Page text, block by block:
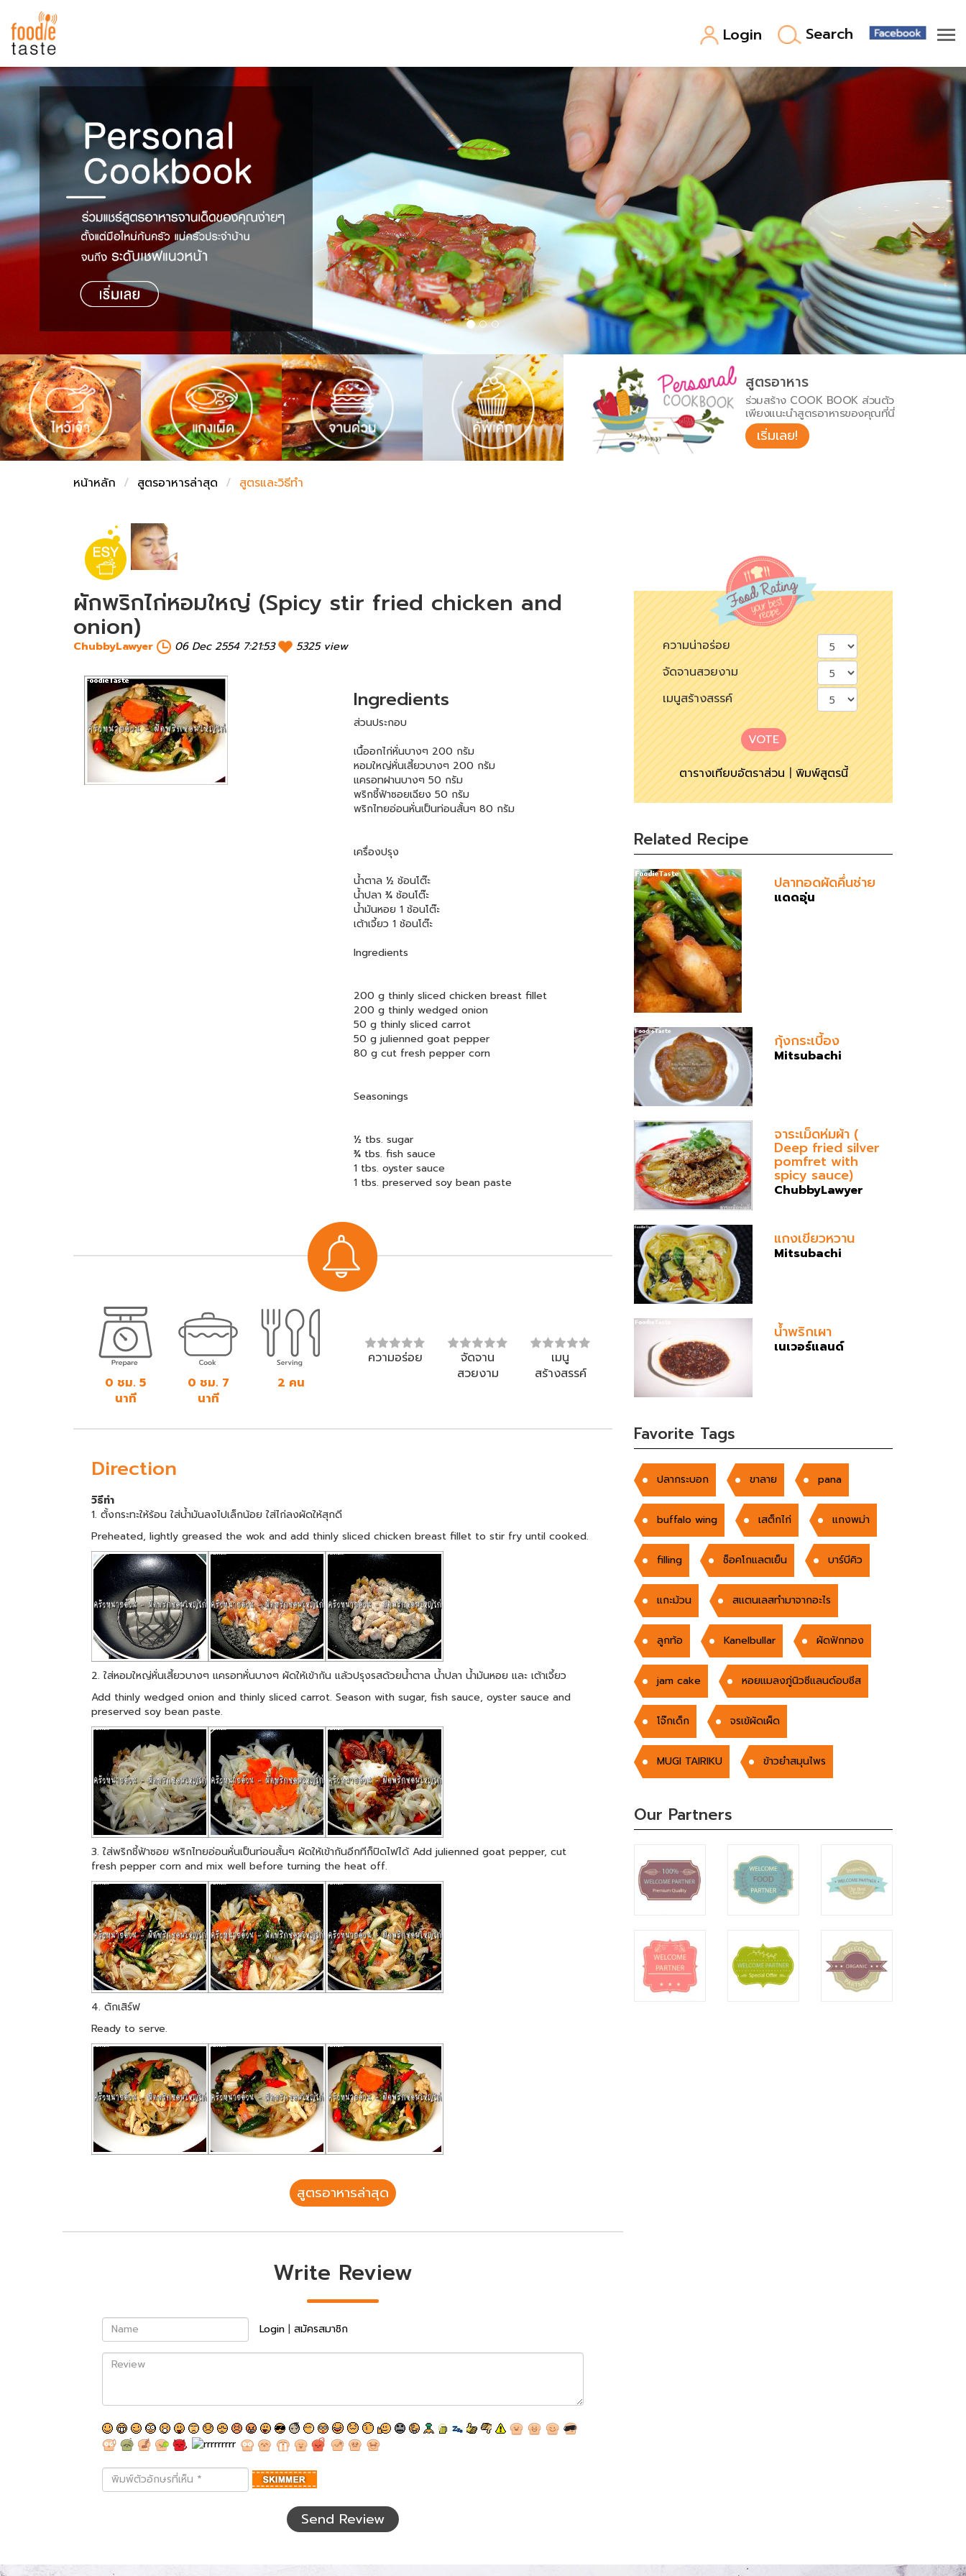
Login Search
สูตรอาหาร
สูตรอาหารล่าสุด
Top Foodie
พาไปชิม
สารพันก้นครัว
เคล็ดลับน่ารู้
เปรียบเทียบหน่วยการตวง
เปรียบเทียบอุณหภูมิ
เปรียบเทียบน้ำหนักวัตถุดิบ
ชั่งตวงเนย
FoodPedia
สร้าง Cookbook
สูตรอาหาร
ร่วมสร้าง COOK BOOK ส่วนตัว
เพียงแนะนำสูตรอาหารของคุณที่นี่
เริ่มเลย!
หน้าหลัก สูตรอาหารล่าสุด สูตรและวิธีทำ
ผักพริกไก่หอมใหญ่ (Spicy stir fried chicken and
onion)
ChubbyLawyer 06 Dec 2554 7:21:53 5325 view
Ingredients
ส่วนประกอบ
เนื้ออกไก่หั่นบางๆ 200 กรัม
หอมใหญ่หั่นเสี้ยวบางๆ 200 กรัม
แครอทฝานบางๆ 50 กรัม
พริกชี้ฟ้าซอยเฉียง 50 กรัม
พริกไทยอ่อนหั่นเป็นท่อนสั้นๆ 80 กรัม
เครื่องปรุง
น้ำตาล ½ ช้อนโต๊ะ
น้ำปลา ¾ ช้อนโต๊ะ
น้ำมันหอย 1 ช้อนโต๊ะ
เต้าเจี้ยว 1 ช้อนโต๊ะ
Ingredients
200 g thinly sliced chicken breast fillet
200 g thinly wedged onion
50 g thinly sliced carrot
50 g julienned goat pepper
80 g cut fresh pepper corn
Seasonings
½ tbs. sugar
¾ tbs. fish sauce
1 tbs. oyster sauce
1 tbs. preserved soy bean paste
0 ชม. 5
นาที
0 ชม. 7
นาที
2 คน
ความอร่อย
จัดจาน
สวยงาม
เมนู
สร้างสรรค์
Direction
วิธีทำ
1. ตั้งกระทะให้ร้อน ใส่น้ำมันลงไปเล็กน้อย ใส่ไก่ลงผัดให้สุกดี
Preheated, lightly greased the wok and add thinly sliced chicken breast fillet to stir fry until cooked.
2. ใส่หอมใหญ่หั่นเสี้ยวบางๆ แครอทหั่นบางๆ ผัดให้เข้ากัน แล้วปรุงรสด้วยน้ำตาล น้ำปลา น้ำมันหอย และ เต้าเจี้ยว
Add thinly wedged onion and thinly sliced carrot. Season with sugar, fish sauce, oyster sauce and
preserved soy bean paste.
3. ใส่พริกชี้ฟ้าซอย พริกไทยอ่อนหั่นเป็นท่อนสั้นๆ ผัดให้เข้ากันอีกทีก็ปิดไฟได้ Add julienned goat pepper, cut
fresh pepper corn and mix well before turning the heat off.
4. ตักเสิร์ฟ
Ready to serve.
สูตรอาหารล่าสุด
Write Review
Name Login | สมัครสมาชิก
Review
พิมพ์
ตัว
Send Review
ความน่าอร่อย
จัดจานสวยงาม
เมนูสร้างสรรค์
VOTE
ตารางเทียบอัตราส่วน|พิมพ์สูตรนี้
Related Recipe
ปลาทอดผัดคึ่นช่าย
แดดอุ่น
กุ้งกระเบี้อง
Mitsubachi
จาระเม็ดห่มผ้า (
Deep fried silver
pomfret with
spicy sauce)
ChubbyLawyer
แกงเขียวหวาน
Mitsubachi
น้ำพริกเผา
เนเวอร์แลนด์
Favorite Tags
ปลากระบอก ขาลาย pana
buffalo wing เสต็กไก่ แกงพม่า
filling ช็อคโกแลตเย็น บาร์บีคิว
แกะม้วน สเเตนเลสทำมาจากอะไร
ลูกท้อ Kanelbullar ผัดฟักทอง
jam cake หอยแมลงภู่นิวซีแลนด์อบชีส
โจ๊กเด็ก จรเข้ผัดเผ็ด
MUGI TAIRIKU ข้าวยำสมุนไพร
Our Partners